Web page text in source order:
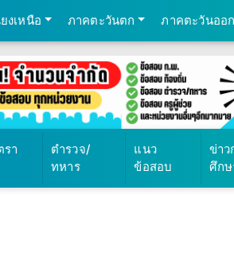
งเหนือ ภาคตะวันตก ภาคตะวันออก
า
ตำรวจ/
ทหาร
แนว
ข้อสอบ
ข่าว
ศึกษ